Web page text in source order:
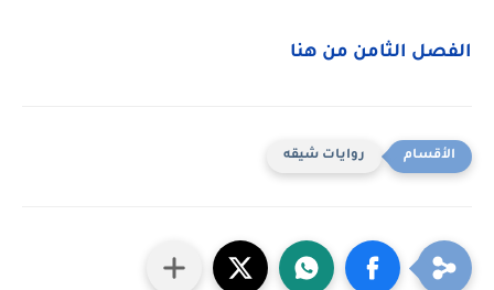
الفصل الثامن من هنا
روايات شيقه